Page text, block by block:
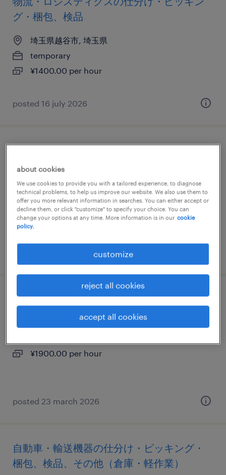
グ・梱包、検品
埼玉県越谷市, 埼玉県
temporary
¥1400.00 per hour
posted 16 july 2026
ング・梱包、検品
埼玉県越谷市, 埼玉県
temp to perm
¥1400.00 per hour
posted 20 february 2026
その他の食品加工・検査・袋詰め
埼玉県越谷市, 埼玉県
¥1900.00 per hour
posted 23 march 2026
自動車・輸送機器の仕分け・ピッキング・
梱包、検品、その他（倉庫・軽作業）
about cookies
We use cookies to provide you with a tailored experience, to diagnose
technical problems, to help us improve our website. We also use them to
offer you more relevant information in searches. You can either accept or
decline them, or click "customize" to specify your choice. You can
change your options at any time. More information is in our cookie
policy.
customize
reject all cookies
accept all cookies